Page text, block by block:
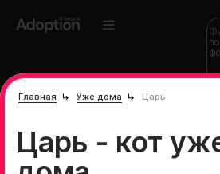
Главная Уже дома Царь
Царь - кот